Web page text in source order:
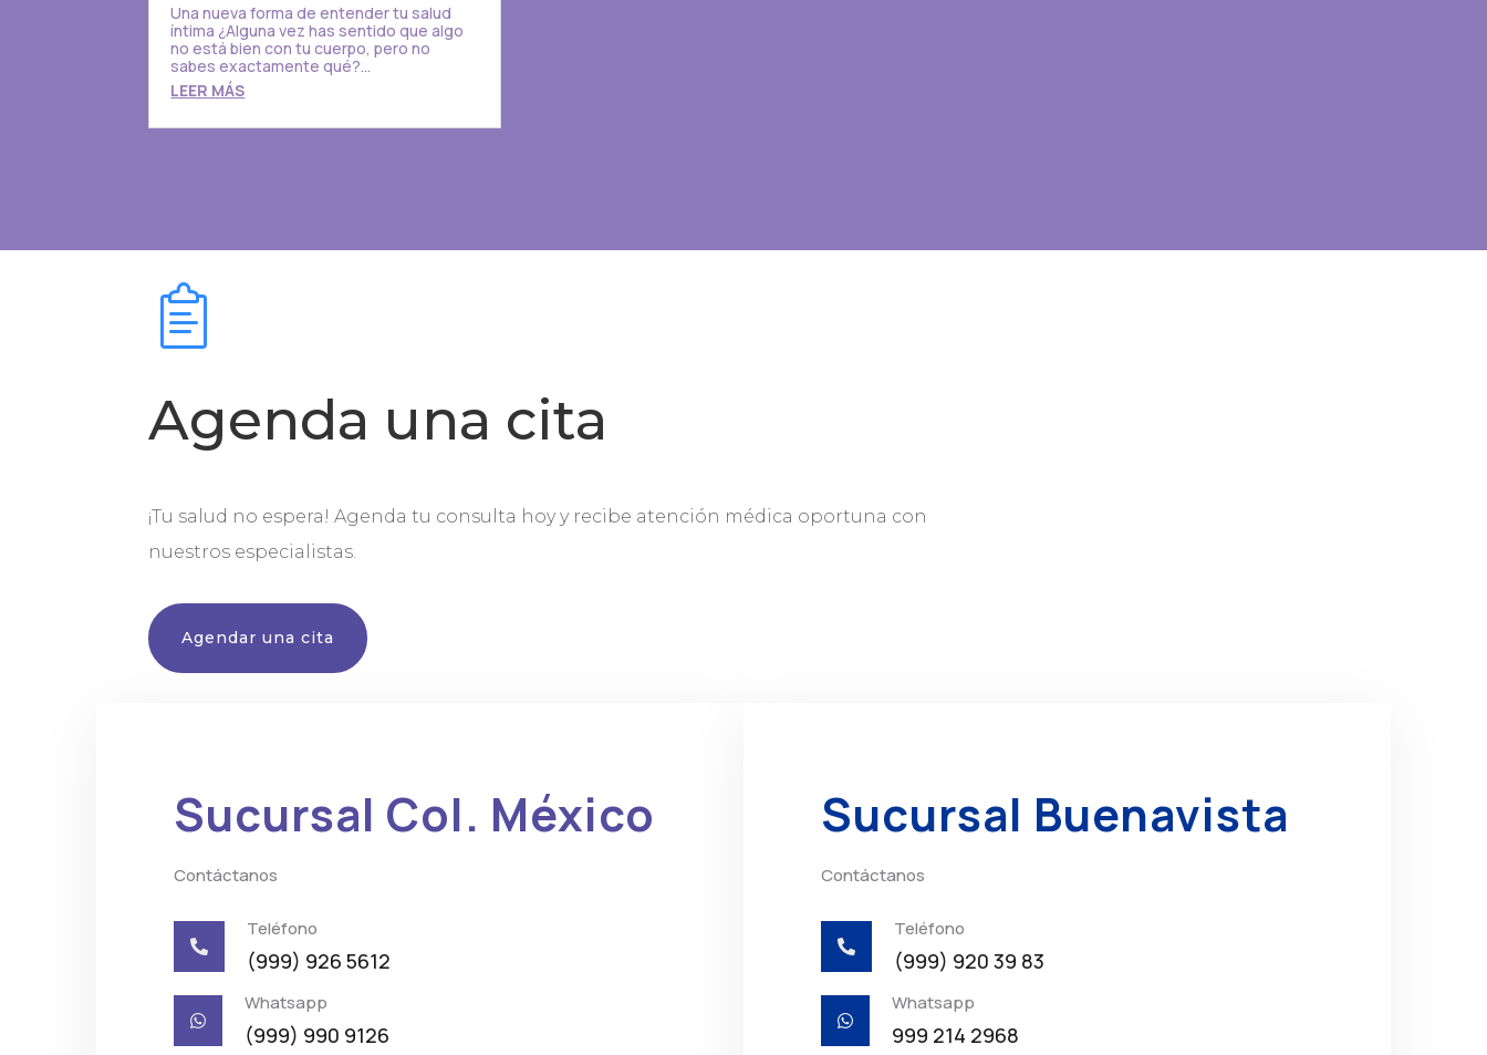
Una nueva forma de entender tu salud
íntima ¿Alguna vez has sentido que algo
no está bien con tu cuerpo, pero no
sabes exactamente qué?...
LEER MÁS
Agenda una cita
¡Tu salud no espera! Agenda tu consulta hoy y recibe atención médica oportuna con
nuestros especialistas.
Agendar una cita
Sucursal Col. México
Contáctanos

Teléfono
(999) 926 5612

Whatsapp
(999) 990 9126
Sucursal Buenavista
Contáctanos

Teléfono
(999) 920 39 83

Whatsapp
999 214 2968